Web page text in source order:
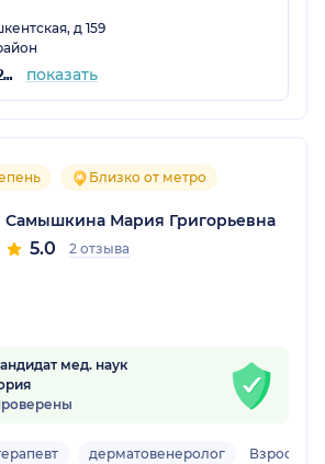
д 159
+7 (846) 956-12-15 показать
Близко от метро
Самышкина Мария Григорьевна
5.0 2 отзыва
мед. наук
дерматовенеролог Взрослый